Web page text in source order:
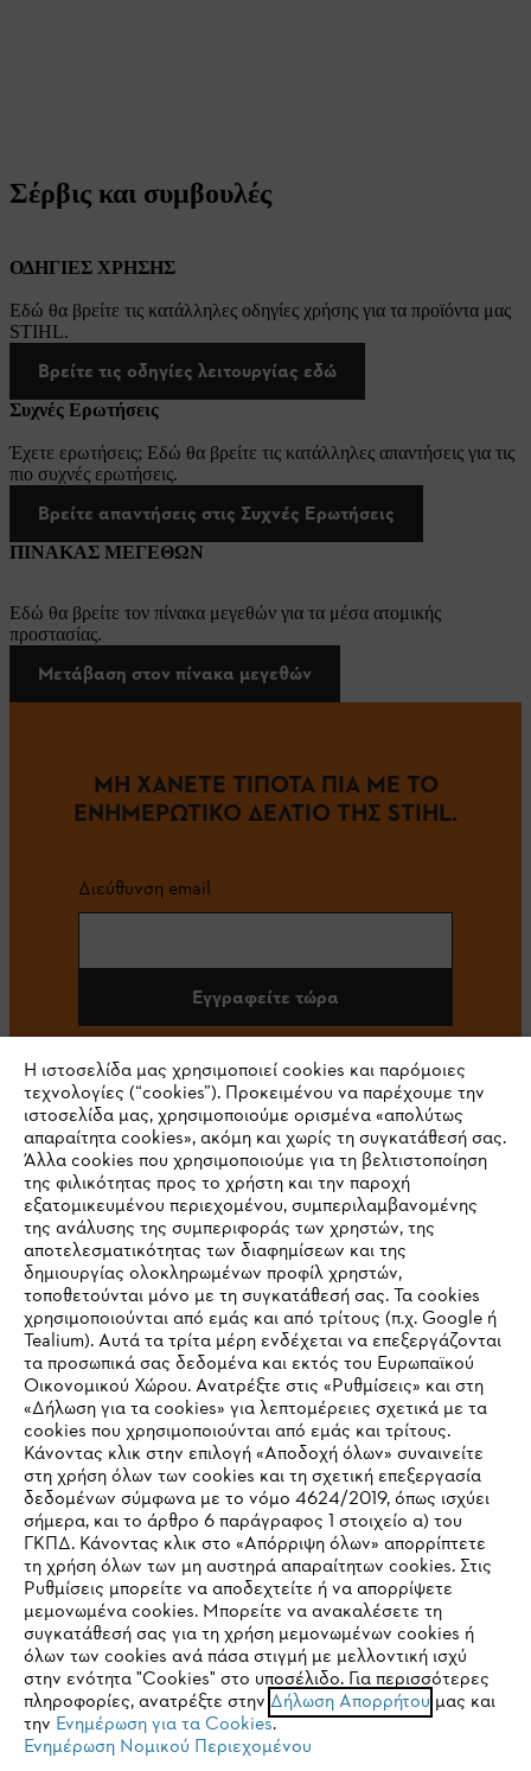
Σέρβις και συμβουλές
ΟΔΗΓΙΕΣ ΧΡΗΣΗΣ
Εδώ θα βρείτε τις κατάλληλες οδηγίες χρήσης για τα προϊόντα μας
STIHL.
Βρείτε τις οδηγίες λειτουργίας εδώ
Συχνές Ερωτήσεις
Έχετε ερωτήσεις; Εδώ θα βρείτε τις κατάλληλες απαντήσεις για τις
πιο συχνές ερωτήσεις.
Βρείτε απαντήσεις στις Συχνές Ερωτήσεις
ΠΙΝΑΚΑΣ ΜΕΓΕΘΩΝ
Εδώ θα βρείτε τον πίνακα μεγεθών για τα μέσα ατομικής
προστασίας.
Μετάβαση στον πίνακα μεγεθών
ΜΗ ΧΑΝΕΤΕ ΤΙΠΟΤΑ ΠΙΑ ΜΕ ΤΟ
ΕΝΗΜΕΡΩΤΙΚΟ ΔΕΛΤΙΟ ΤΗΣ STIHL.
Διεύθυνση email
Εγγραφείτε τώρα
#STIHL
Εταιρεία
STIHL Συχνές ερωτήσεις
Service
Πολιτική απορρήτου Νομικό κείμενο Cookies
Νομικές πληροφορίες
IHR BROWSER WIRD NICHT
UNTERSTÜTZT
Sie nutzen einen Browser, den wir noch nicht unterstützen. Für
eine optimale Nutzung unserer Seite empfehlen wir Ihnen, zu
einem der folgenden Browser zu wechseln:
Η ιστοσελίδα μας χρησιμοποιεί cookies και παρόμοιες
τεχνολογίες (“cookies”). Προκειμένου να παρέχουμε την
ιστοσελίδα μας, χρησιμοποιούμε ορισμένα «απολύτως
απαραίτητα cookies», ακόμη και χωρίς τη συγκατάθεσή σας.
Άλλα cookies που χρησιμοποιούμε για τη βελτιστοποίηση
της φιλικότητας προς το χρήστη και την παροχή
εξατομικευμένου περιεχομένου, συμπεριλαμβανομένης
της ανάλυσης της συμπεριφοράς των χρηστών, της
αποτελεσματικότητας των διαφημίσεων και της
δημιουργίας ολοκληρωμένων προφίλ χρηστών,
τοποθετούνται μόνο με τη συγκατάθεσή σας. Τα cookies
χρησιμοποιούνται από εμάς και από τρίτους (π.χ. Google ή
Tealium). Αυτά τα τρίτα μέρη ενδέχεται να επεξεργάζονται
τα προσωπικά σας δεδομένα και εκτός του Ευρωπαϊκού
Οικονομικού Χώρου. Ανατρέξτε στις «Ρυθμίσεις» και στη
«Δήλωση για τα cookies» για λεπτομέρειες σχετικά με τα
cookies που χρησιμοποιούνται από εμάς και τρίτους.
Κάνοντας κλικ στην επιλογή «Αποδοχή όλων» συναινείτε
στη χρήση όλων των cookies και τη σχετική επεξεργασία
δεδομένων σύμφωνα με το νόμο 4624/2019, όπως ισχύει
σήμερα, και το άρθρο 6 παράγραφος 1 στοιχείο α) του
ΓΚΠΔ. Κάνοντας κλικ στο «Απόρριψη όλων» απορρίπτετε
τη χρήση όλων των μη αυστηρά απαραίτητων cookies. Στις
Ρυθμίσεις μπορείτε να αποδεχτείτε ή να απορρίψετε
μεμονωμένα cookies. Μπορείτε να ανακαλέσετε τη
συγκατάθεσή σας για τη χρήση μεμονωμένων cookies ή
όλων των cookies ανά πάσα στιγμή με μελλοντική ισχύ
στην ενότητα "Cookies" στο υποσέλιδο. Για περισσότερες
πληροφορίες, ανατρέξτε στην Δήλωση Απορρήτου μας και
την Ενημέρωση για τα Cookies.
Ενημέρωση Νομικού Περιεχομένου